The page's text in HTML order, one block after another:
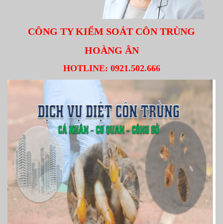
CÔNG TY KIỂM SOÁT CÔN TRÙNG
HOÀNG ÂN
HOTLINE: 0921.502.666